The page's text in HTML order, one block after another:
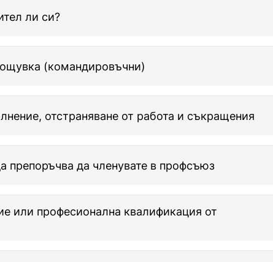
ли си?
(командировъчни)
отстраняване от работа и съкращения
препоръчва да членувате в профсъюз
или професионална квалификация от